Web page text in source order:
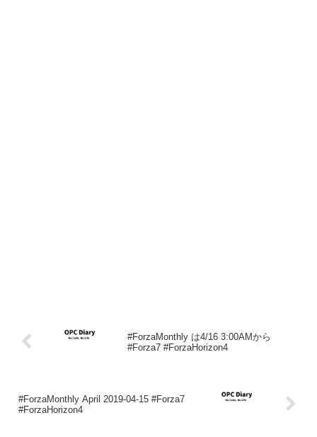
#ForzaMonthly は4/16 3:00AMから
#Forza7 #ForzaHorizon4
#ForzaMonthly April 2019-04-15 #Forza7
#ForzaHorizon4